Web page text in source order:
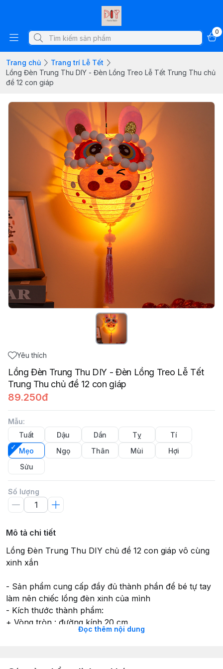
0
Trang chủ
Trang trí Lễ Tết
Lồng Đèn Trung Thu DIY - Đèn Lồng Treo Lễ Tết Trung Thu chủ
đề 12 con giáp
Yêu thích
Lồng Đèn Trung Thu DIY - Đèn Lồng Treo Lễ Tết
Trung Thu chủ đề 12 con giáp
89.250đ
Mẫu:
Tuất
Dậu Dần Tỵ
Tí
Mẹo
Ngọ Thân Mùi
Hợi
Sửu
Số lượng
Mô tả chi tiết
Lồng Đèn Trung Thu DIY chủ đề 12 con giáp vô cùng
xinh xắn
- Sản phẩm cung cấp đầy đủ thành phần để bé tự tay
làm nên chiếc lồng đèn xinh của mình
- Kích thước thành phẩm:
+ Vòng tròn : đường kính 20 cm
+ Tổng chiều dài sau hoàn thành: 46cm
Đọc thêm nội dung